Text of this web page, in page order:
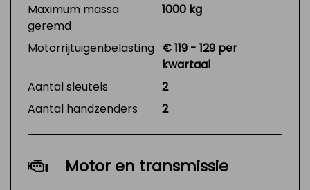
Maximum massa
geremd
1000 kg
Motorrijtuigenbelasting € 119 - 129 per
kwartaal
Aantal sleutels
2
Aantal handzenders
2
Motor en transmissie